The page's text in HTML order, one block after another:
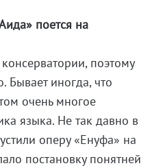
поется на
поэтому
Бывает иногда, что
очень многое
языка. Не так давно в
оперу «Енуфа» на
постановку понятней